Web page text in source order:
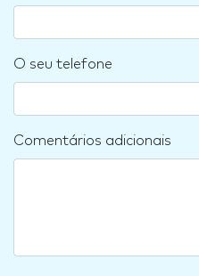
O seu telefone
Comentários adicionais